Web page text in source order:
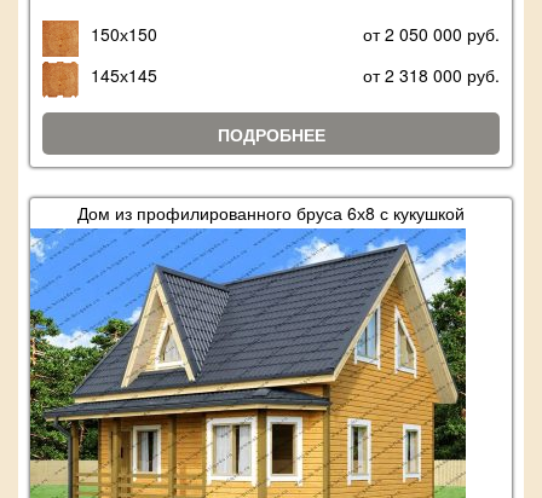
150х150
от 2 050 000 руб.
145х145
от 2 318 000 руб.
ПОДРОБНЕЕ
Дом из профилированного бруса 6х8 с кукушкой